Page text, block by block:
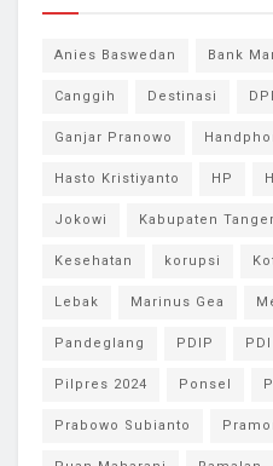
Anies Baswedan Bank
Canggih Destinasi
Ganjar Pranowo
Hasto Kristiyanto HP
Jokowi Kabupaten
Kesehatan korupsi
Lebak Marinus Gea
Pandeglang PDIP
Pilpres 2024 Ponsel
Prabowo Subianto